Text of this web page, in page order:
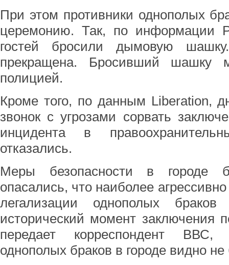
При этом противники однополых
церемонию. Так, по информации
гостей бросили дымовую
прекращена. Бросивший шашку
полицией.
Кроме того, по данным Liberation,
звонок с угрозами сорвать
инцидента в
отказались.
Меры безопасности в городе
опасались, что наиболее
легализации однополых браков
исторический момент заключения
передает корреспондент ВВС,
однополых браков в городе видно